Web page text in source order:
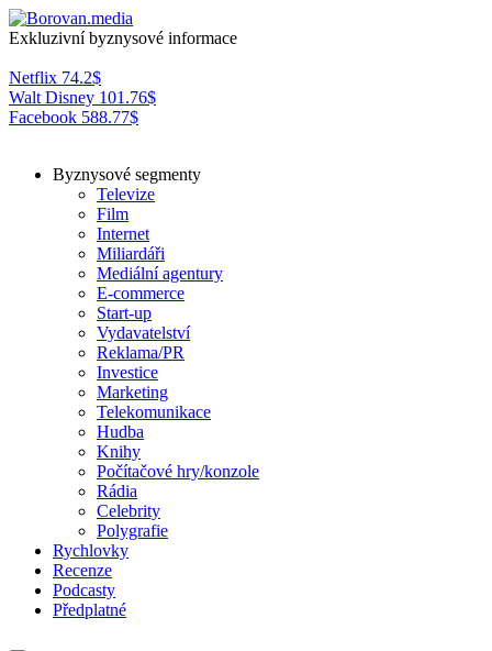
Exkluzivní byznysové informace
Netflix 74.2$
Walt Disney 101.76$
Facebook 588.77$
Byznysové segmenty
Televize
Film
Internet
Miliardáři
Mediální agentury
E-commerce
Start-up
Vydavatelství
Reklama/PR
Investice
Marketing
Telekomunikace
Hudba
Knihy
Počítačové hry/konzole
Rádia
Celebrity
Polygrafie
Rychlovky
Recenze
Podcasty
Předplatné